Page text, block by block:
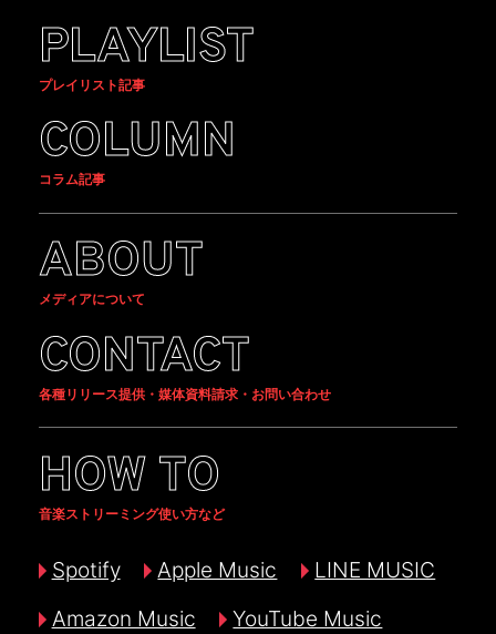
PLAYLIST
プレイリスト記事
COLUMN
コラム記事
ABOUT
メディアについて
CONTACT
各種リリース提供・媒体資料請求・お問い合わせ
HOW TO
音楽ストリーミング使い方など
Spotify Apple Music
LINE MUSIC
Amazon Music
YouTube Music